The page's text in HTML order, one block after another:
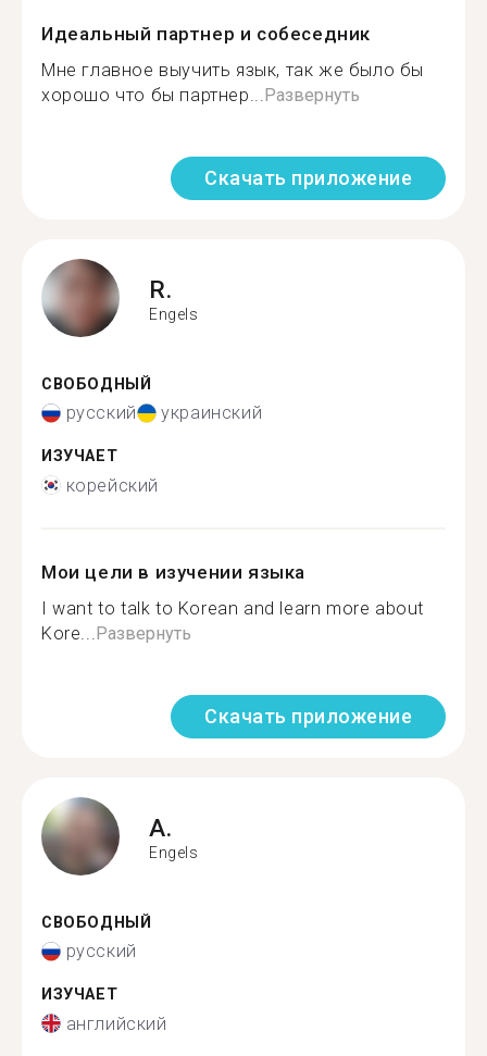
Идеальный партнер и собеседник
Мне главное выучить язык, так же было бы
хорошо что бы партнер... Развернуть
Скачать приложение
R.
Engels
СВОБОДНЫЙ
русский украинский
ИЗУЧАЕТ
корейский
Мои цели в изучении языка
I want to talk to Korean and learn more about
Kore... Развернуть
Скачать приложение
A.
Engels
СВОБОДНЫЙ
русский
ИЗУЧАЕТ
английский